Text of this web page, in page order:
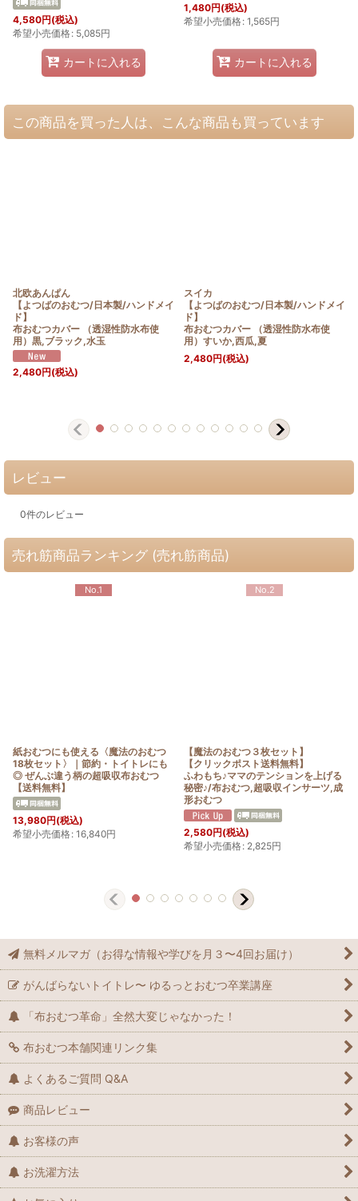
4,580円(税込)
希望小売価格: 5,085円
カートに入れる
1,480円(税込)
希望小売価格: 1,565円
カートに入れる
この商品を買った人は、こんな商品も買っています
北欧あんぱん
【よつばのおむつ/日本製/ハンドメイ
ド】
布おむつカバー （透湿性防水布使
用）黒,ブラック,水玉
2,480円(税込)
スイカ
【よつばのおむつ/日本製/ハンドメイ
ド】
布おむつカバー （透湿性防水布使
用）すいか,西瓜,夏
2,480円(税込)
レビュー
0件のレビュー
売れ筋商品ランキング (売れ筋商品)
No.1
紙おむつにも使える〈魔法のおむつ
18枚セット〉｜節約・トイトレにも
◎ ぜんぶ違う柄の超吸収布おむつ
【送料無料】
13,980円(税込)
希望小売価格: 16,840円
No.2
【魔法のおむつ３枚セット】
【クリックポスト送料無料】
ふわもち♪ママのテンションを上げる
秘密♪/布おむつ,超吸収インサーツ,成
形おむつ
2,580円(税込)
希望小売価格: 2,825円
無料メルマガ（お得な情報や学びを月３〜4回お届け）
がんばらないトイトレ〜 ゆるっとおむつ卒業講座
「布おむつ革命」全然大変じゃなかった！
布おむつ本舗関連リンク集
よくあるご質問 Q&A
商品レビュー
お客様の声
お洗濯方法